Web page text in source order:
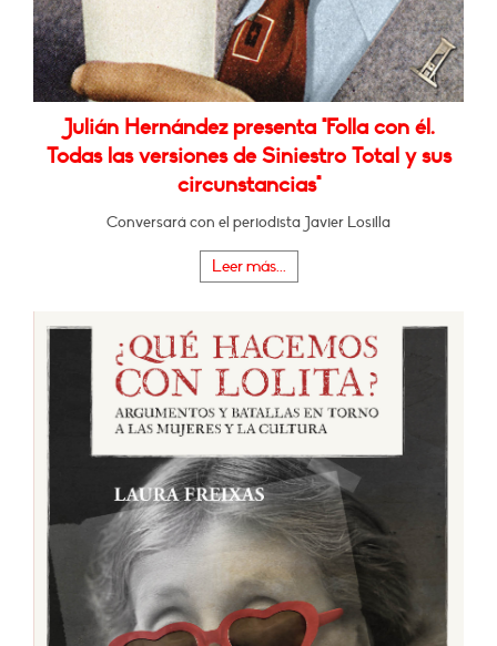
Julián Hernández presenta "Folla con él.
Todas las versiones de Siniestro Total y sus
circunstancias"
Conversará con el periodista Javier Losilla
Leer más...